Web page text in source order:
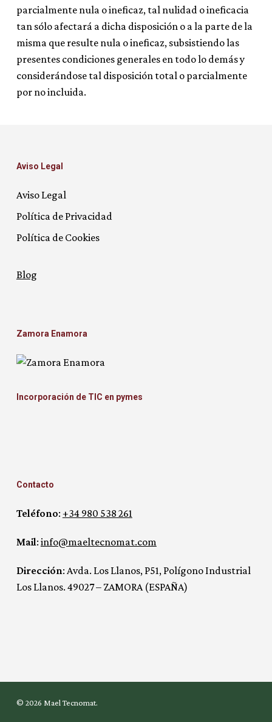
parcialmente nula o ineficaz, tal nulidad o ineficacia
tan sólo afectará a dicha disposición o a la parte de la
misma que resulte nula o ineficaz, subsistiendo las
presentes condiciones generales en todo lo demás y
considerándose tal disposición total o parcialmente
por no incluida.
Aviso Legal
Aviso Legal
Política de Privacidad
Política de Cookies
Blog
Zamora Enamora
Incorporación de TIC en pymes
Contacto
Teléfono: +34 980 538 261
Mail: info@maeltecnomat.com
Dirección: Avda. Los Llanos, P51, Polígono Industrial
Los Llanos. 49027 – ZAMORA (ESPAÑA)
© 2026 Mael Tecnomat.